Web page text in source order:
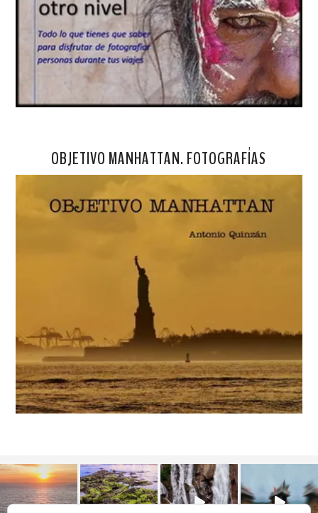
OBJETIVO MANHATTAN. FOTOGRAFÍAS